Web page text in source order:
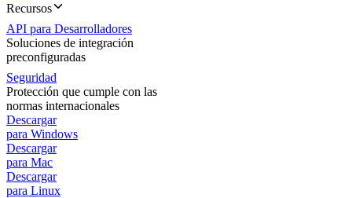
Recursos
API para Desarrolladores
Soluciones de integración
preconfiguradas
Seguridad
Protección que cumple con las
normas internacionales
Descargar
para Windows
Descargar
para Mac
Descargar
para Linux